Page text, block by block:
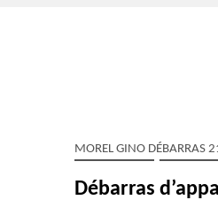
MOREL GINO DÉBARRAS
Débarras